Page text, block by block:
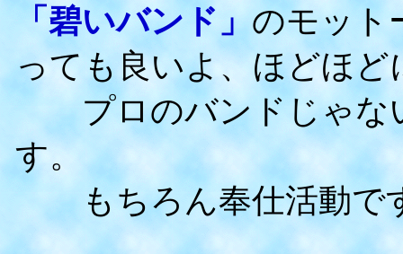
「碧いバンド」のモット
っても良いよ、ほどほど
プロのバンドじゃない
す。
もちろん奉仕活動です